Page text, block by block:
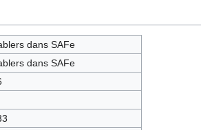
dans SAFe
dans SAFe